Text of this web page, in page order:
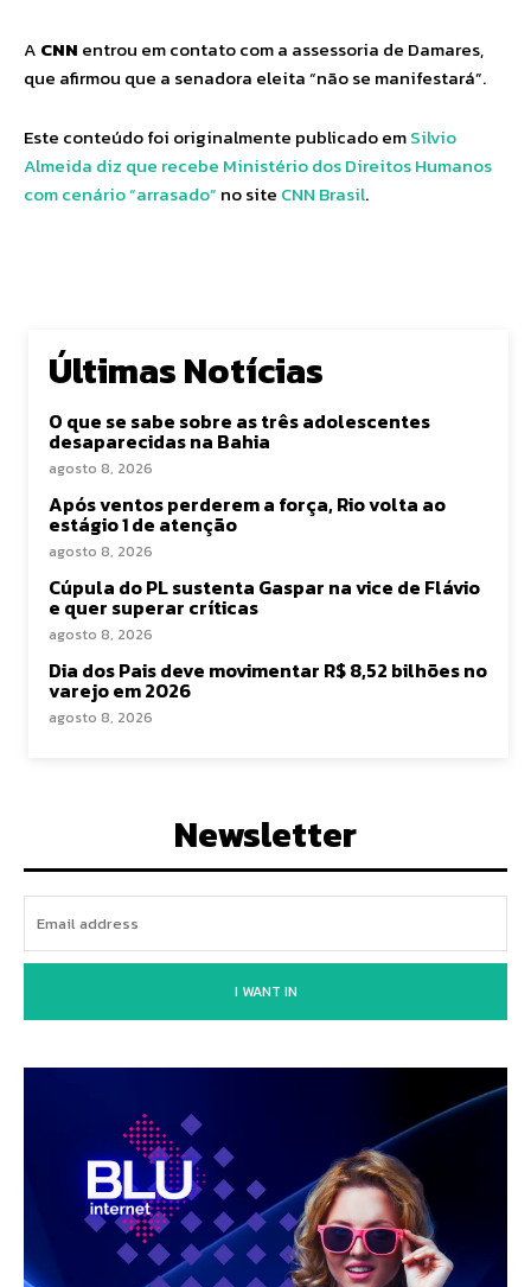
A CNN entrou em contato com a assessoria de Damares,
que afirmou que a senadora eleita “não se manifestará”.
Este conteúdo foi originalmente publicado emSilvio
Almeida diz que recebe Ministério dos Direitos Humanos
com cenário “arrasado” no site CNN Brasil.
Últimas Notícias
O que se sabe sobre as três adolescentes
desaparecidas na Bahia
agosto 8, 2026
Após ventos perderem a força, Rio volta ao
estágio 1 de atenção
agosto 8, 2026
Cúpula do PL sustenta Gaspar na vice de Flávio
e quer superar críticas
agosto 8, 2026
Dia dos Pais deve movimentar R$ 8,52 bilhões no
varejo em 2026
agosto 8, 2026
Newsletter
I WANT IN